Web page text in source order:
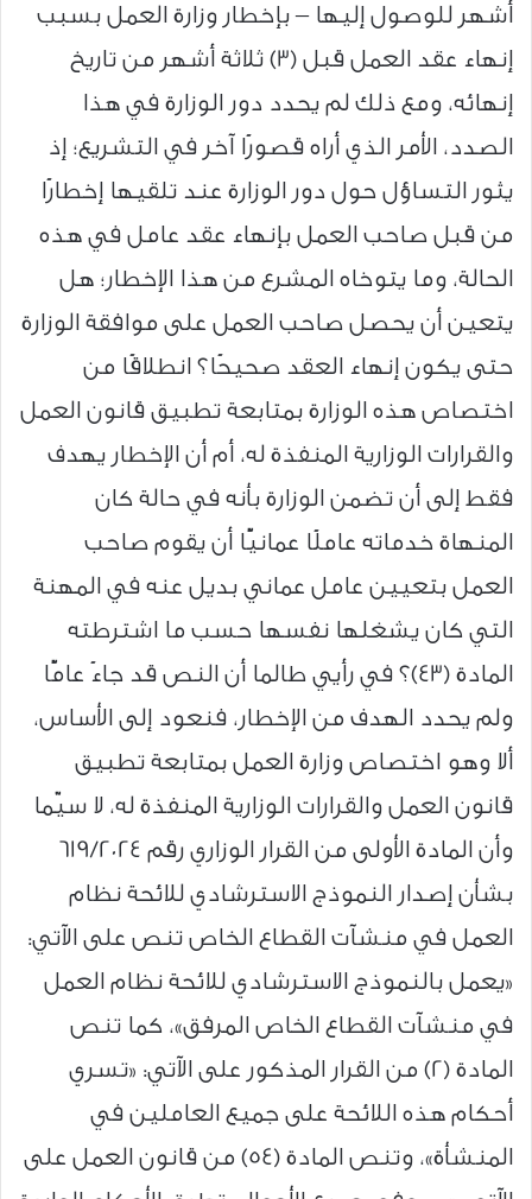
أشهر للوصول إليها – بإخطار وزارة العمل بسبب
إنهاء عقد العمل قبل (3) ثلاثة أشهر من تاريخ
إنهائه، ومع ذلك لم يحدد دور الوزارة في هذا
الصدد، الأمر الذي أراه قصورًا آخر في التشريع؛ إذ
يثور التساؤل حول دور الوزارة عند تلقيها إخطارًا
من قبل صاحب العمل بإنهاء عقد عامل في هذه
الحالة، وما يتوخاه المشرع من هذا الإخطار؛ هل
يتعين أن يحصل صاحب العمل على موافقة الوزارة
حتى يكون إنهاء العقد صحيحًا؟ انطلاقًا من
اختصاص هذه الوزارة بمتابعة تطبيق قانون العمل
والقرارات الوزارية المنفذة له، أم أن الإخطار يهدف
فقط إلى أن تضمن الوزارة بأنه في حالة كان
المنهاة خدماته عاملًا عمانيًّا أن يقوم صاحب
العمل بتعيين عامل عماني بديل عنه في المهنة
التي كان يشغلها نفسها حسب ما اشترطته
المادة (43)؟ في رأيي طالما أن النص قد جاءً عامًّا
ولم يحدد الهدف من الإخطار، فنعود إلى الأساس،
ألا وهو اختصاص وزارة العمل بمتابعة تطبيق
قانون العمل والقرارات الوزارية المنفذة له، لا سيّما
وأن المادة الأولى من القرار الوزاري رقم 619/2024
بشأن إصدار النموذج الاسترشادي للائحة نظام
العمل في منشآت القطاع الخاص تنص على الآتي:
«يعمل بالنموذج الاسترشادي للائحة نظام العمل
في منشآت القطاع الخاص المرفق»، كما تنص
المادة (2) من القرار المذكور على الآتي: «تسري
أحكام هذه اللائحة على جميع العاملين في
المنشأة»، وتنص المادة (54) من قانون العمل على